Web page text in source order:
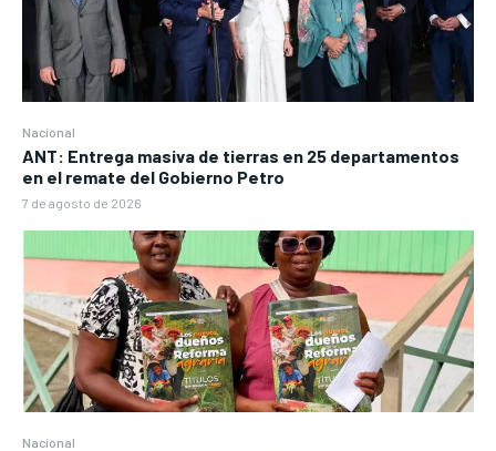
Nacional
ANT: Entrega masiva de tierras en 25 departamentos
en el remate del Gobierno Petro
7 de agosto de 2026
Nacional